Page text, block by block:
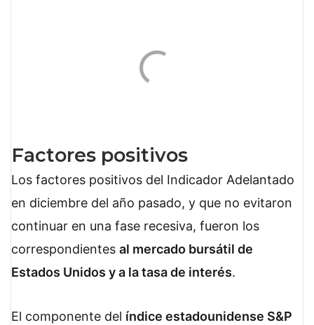
Factores positivos
Los factores positivos del Indicador Adelantado
en diciembre del año pasado, y que no evitaron
continuar en una fase recesiva, fueron los
correspondientes al mercado bursátil de
Estados Unidos y a la tasa de interés.
El componente del índice estadounidense S&P